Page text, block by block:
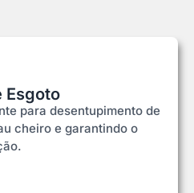
Esgoto
para desentupimento de
cheiro e garantindo o